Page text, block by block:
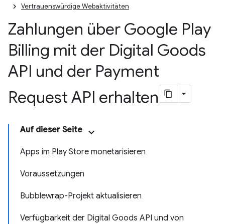
Vertrauenswürdige Webaktivitäten
Zahlungen über Google Play
Billing mit der Digital Goods
API und der Payment
Request API erhalten
Auf dieser Seite
Apps im Play Store monetarisieren
Voraussetzungen
Bubblewrap-Projekt aktualisieren
Verfügbarkeit der Digital Goods API und von